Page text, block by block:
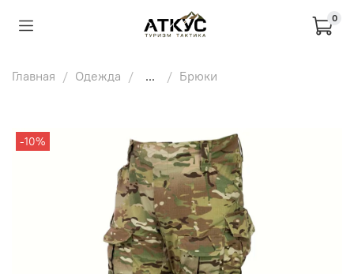
0
Главная Одежда ... Брюки
-10%